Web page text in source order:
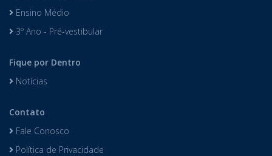
Ensino Médio
3º Ano - Pré-vestibular
Fique por Dentro
Notícias
Contato
Fale Conosco
Política de Privacidade